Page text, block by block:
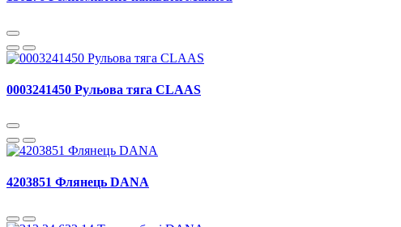
0003241450 Рульова тяга CLAAS
4203851 Флянець DANA